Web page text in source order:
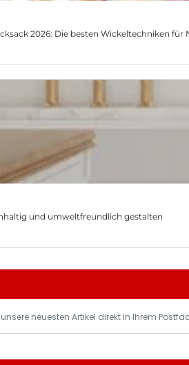
2026: Die besten Wickeltechniken für
und umweltfreundlich gestalten
neuesten Artikel direkt in Ihrem